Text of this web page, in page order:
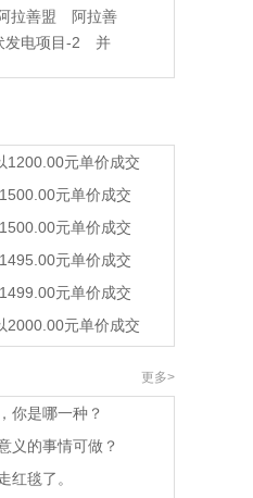
拉善盟 阿拉善
发电项目-2 并
元单价成交
1200.00元单价成交
元单价成交
元单价成交
元单价成交
元单价成交
2000.00元单价成交
元单价成交
1500.00元单价成交
元单价成交
元单价成交
更多>
你是哪一种？
义的事情可做？
红毯了。